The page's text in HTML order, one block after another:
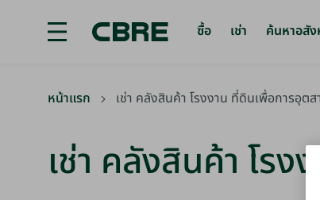
ซื้อ เช่า ค้นหาอสัง
เช่า คลังสินค้า โรงงาน ที่ดินเพื่อการอุตสาหกรรม - ช
หน้าแรก เช่า คลังสินค้า โรงงาน ที่ดินเพื่อการอุต
เช่า คลังสินค้า โร